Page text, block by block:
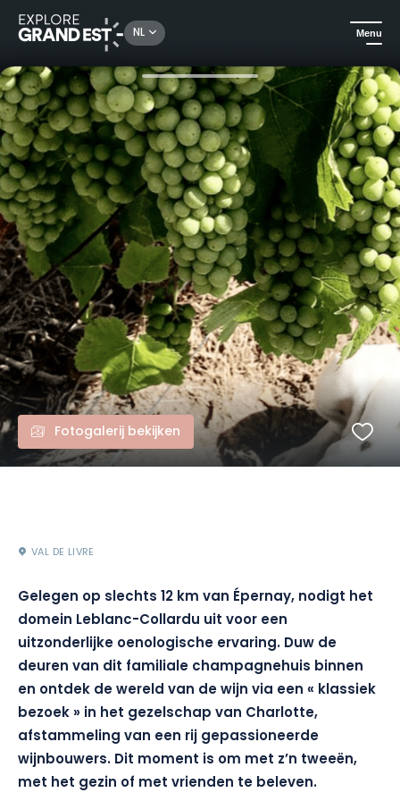
NL Menu
Kijk je ogen uit in de Grand Est Klassiek Bezoek - Champagne Leblanc-Collard
Fotogalerij bekijken
VAL DE LIVRE
Gelegen op slechts 12 km van Épernay, nodigt het
domein Leblanc-Collardu uit voor een
uitzonderlijke oenologische ervaring. Duw de
deuren van dit familiale champagnehuis binnen
en ontdek de wereld van de wijn via een « klassiek
bezoek » in het gezelschap van Charlotte,
afstammeling van een rij gepassioneerde
wijnbouwers. Dit moment is om met z’n tweeën,
met het gezin of met vrienden te beleven.